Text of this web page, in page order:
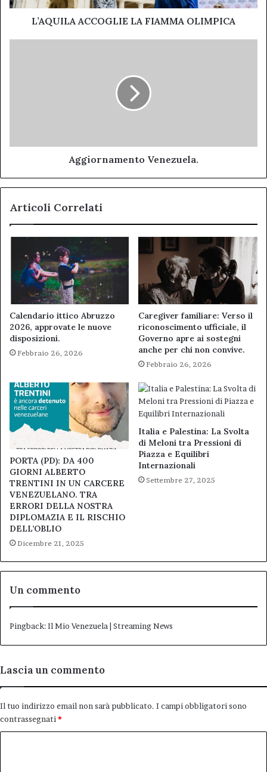
L’AQUILA ACCOGLIE LA FIAMMA OLIMPICA
Aggiornamento Venezuela.
Articoli Correlati
Calendario ittico Abruzzo
2026, approvate le nuove
disposizioni.
Febbraio 26, 2026
Caregiver familiare: Verso il
riconoscimento ufficiale, il
Governo apre ai sostegni
anche per chi non convive.
Febbraio 26, 2026
PORTA (PD): DA 400
GIORNI ALBERTO
TRENTINI IN UN CARCERE
VENEZUELANO. TRA
ERRORI DELLA NOSTRA
DIPLOMAZIA E IL RISCHIO
DELL’OBLIO
Dicembre 21, 2025
Italia e Palestina: La Svolta
di Meloni tra Pressioni di
Piazza e Equilibri
Internazionali
Settembre 27, 2025
Un commento
Pingback:Il Mio Venezuela | Streaming News
Lascia un commento
Il tuo indirizzo email non sarà pubblicato. I campi obbligatori sono
contrassegnati*